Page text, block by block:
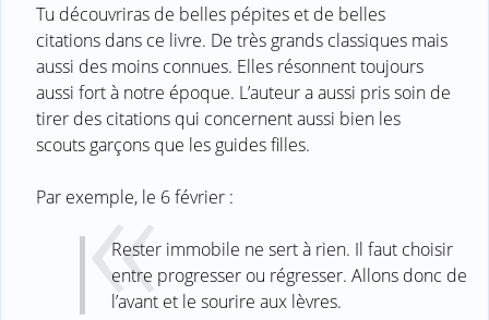
Tu découvriras de belles pépites et de belles
citations dans ce livre. De très grands classiques mais
aussi des moins connues. Elles résonnent toujours
aussi fort à notre époque. L’auteur a aussi pris soin de
tirer des citations qui concernent aussi bien les
scouts garçons que les guides filles.
Par exemple, le 6 février :
Rester immobile ne sert à rien. Il faut choisir
entre progresser ou régresser. Allons donc de
l’avant et le sourire aux lèvres.